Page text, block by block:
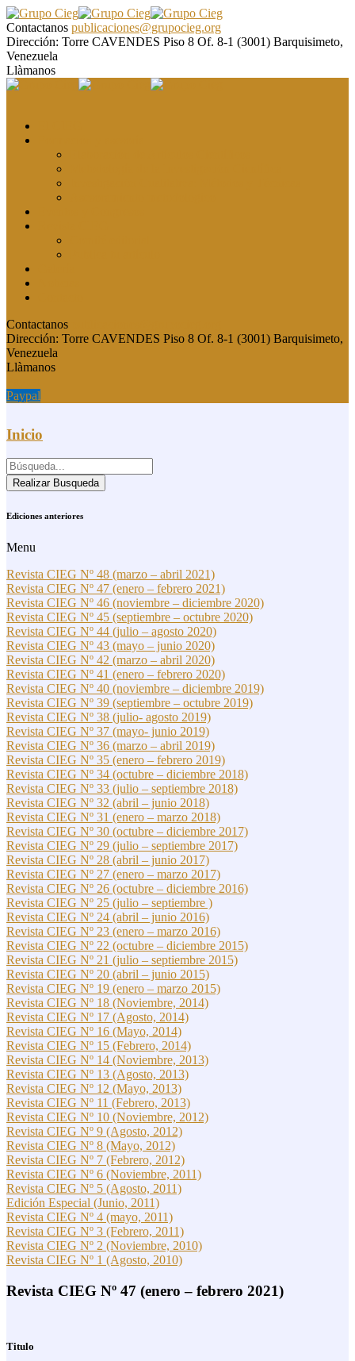
Contactanos publicaciones@grupocieg.org
Dirección: Torre CAVENDES Piso 8 Of. 8-1 (3001) Barquisimeto,
Venezuela
Llàmanos
Contactanos
Dirección: Torre CAVENDES Piso 8 Of. 8-1 (3001) Barquisimeto,
Venezuela
Llàmanos
Paypal
Inicio
Realizar Busqueda
Ediciones anteriores
Menu
Revista CIEG Nº 1 (Agosto, 2010)
Revista CIEG Nº 2 (Noviembre, 2010)
Revista CIEG Nº 3 (Febrero, 2011)
Revista CIEG Nº 4 (mayo, 2011)
Edición Especial (Junio, 2011)
Revista CIEG Nº 5 (Agosto, 2011)
Revista CIEG Nº 6 (Noviembre, 2011)
Revista CIEG Nº 7 (Febrero, 2012)
Revista CIEG Nº 8 (Mayo, 2012)
Revista CIEG Nº 9 (Agosto, 2012)
Revista CIEG Nº 10 (Noviembre, 2012)
Revista CIEG Nº 11 (Febrero, 2013)
Revista CIEG Nº 12 (Mayo, 2013)
Revista CIEG Nº 13 (Agosto, 2013)
Revista CIEG Nº 14 (Noviembre, 2013)
Revista CIEG Nº 15 (Febrero, 2014)
Revista CIEG Nº 16 (Mayo, 2014)
Revista CIEG Nº 17 (Agosto, 2014)
Revista CIEG Nº 18 (Noviembre, 2014)
Revista CIEG Nº 19 (enero – marzo 2015)
Revista CIEG Nº 20 (abril – junio 2015)
Revista CIEG Nº 21 (julio – septiembre 2015)
Revista CIEG Nº 22 (octubre – diciembre 2015)
Revista CIEG Nº 23 (enero – marzo 2016)
Revista CIEG Nº 24 (abril – junio 2016)
Revista CIEG Nº 25 (julio – septiembre )
Revista CIEG Nº 26 (octubre – diciembre 2016)
Revista CIEG Nº 27 (enero – marzo 2017)
Revista CIEG Nº 28 (abril – junio 2017)
Revista CIEG Nº 29 (julio – septiembre 2017)
Revista CIEG Nº 30 (octubre – diciembre 2017)
Revista CIEG Nº 31 (enero – marzo 2018)
Revista CIEG Nº 32 (abril – junio 2018)
Revista CIEG Nº 33 (julio – septiembre 2018)
Revista CIEG Nº 34 (octubre – diciembre 2018)
Revista CIEG Nº 35 (enero – febrero 2019)
Revista CIEG Nº 36 (marzo – abril 2019)
Revista CIEG Nº 37 (mayo- junio 2019)
Revista CIEG Nº 38 (julio- agosto 2019)
Revista CIEG Nº 39 (septiembre – octubre 2019)
Revista CIEG Nº 40 (noviembre – diciembre 2019)
Revista CIEG Nº 41 (enero – febrero 2020)
Revista CIEG Nº 42 (marzo – abril 2020)
Revista CIEG Nº 43 (mayo – junio 2020)
Revista CIEG Nº 44 (julio – agosto 2020)
Revista CIEG Nº 45 (septiembre – octubre 2020)
Revista CIEG Nº 46 (noviembre – diciembre 2020)
Revista CIEG Nº 47 (enero – febrero 2021)
Revista CIEG Nº 48 (marzo – abril 2021)
Revista CIEG Nº 47 (enero – febrero 2021)
Titulo